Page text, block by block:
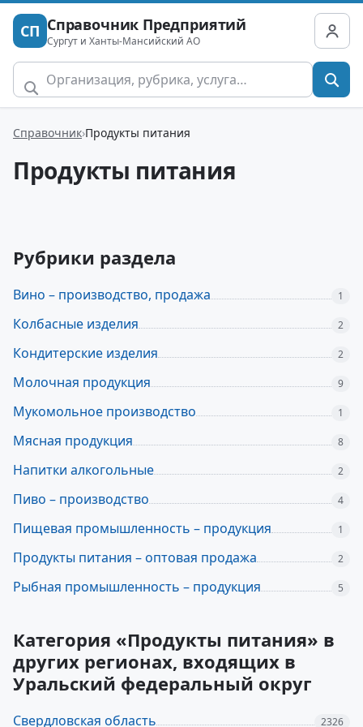
СП Справочник Предприятий
Сургут и Ханты-Мансийский АО
Справочник Продукты питания
Продукты питания
Рубрики раздела
Вино – производство, продажа 1
Колбасные изделия 2
Кондитерские изделия 2
Молочная продукция 9
Мукомольное производство 1
Мясная продукция 8
Напитки алкогольные 2
Пиво – производство 4
Пищевая промышленность – продукция 1
Продукты питания – оптовая продажа 2
Рыбная промышленность – продукция 5
Категория «Продукты питания» в
других регионах, входящих в
Уральский федеральный округ
Свердловская область 2326